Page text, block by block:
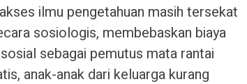
ilmu pengetahuan masih tersekat
sosiologis, membebaskan biaya
sebagai pemutus mata rantai
anak-anak dari keluarga kurang